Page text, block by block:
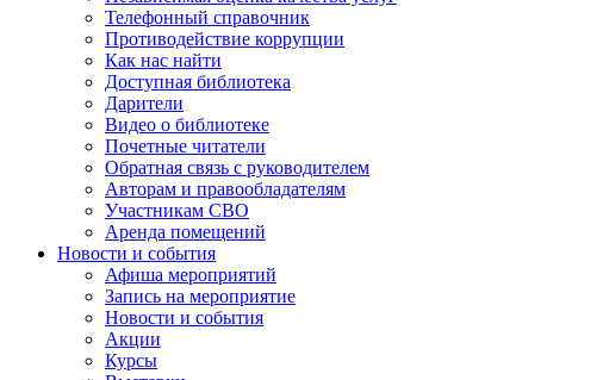
Телефонный справочник
Противодействие коррупции
Как нас найти
Доступная библиотека
Дарители
Видео о библиотеке
Почетные читатели
Обратная связь с руководителем
Авторам и правообладателям
Участникам СВО
Аренда помещений
Новости и события
Афиша мероприятий
Запись на мероприятие
Новости и события
Акции
Курсы